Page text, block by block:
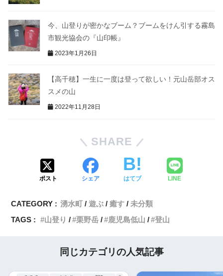
今、山登りが密かなブーム？ブームをけん引する霧島
市観光協会の『山印帳』
2023年1月26日
【高千穂】一生に一度は登って欲しい！元山岳部オス
スメの山
2022年11月28日
SHARE
ポスト シェア はてブ LINE
CATEGORY : 湧水町 遊ぶ 癒す
未分類
TAGS :
山登り 栗野岳 鹿児島低山 登山
同じカテゴリの人気記事